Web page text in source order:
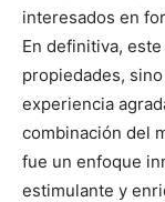
interesados en
En definitiva,
propiedades,
experiencia
combinación del
fue un enfoque
estimulante y